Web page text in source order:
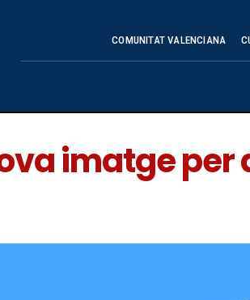
COMUNITAT VALENCIANA
imatge